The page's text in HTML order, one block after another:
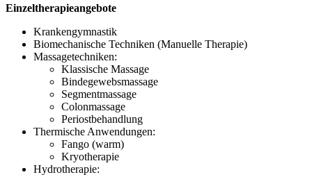
Einzeltherapieangebote
Krankengymnastik
Biomechanische Techniken (Manuelle Therapie)
Massagetechniken:
Klassische Massage
Bindegewebsmassage
Segmentmassage
Colonmassage
Periostbehandlung
Thermische Anwendungen:
Fango (warm)
Kryotherapie
Hydrotherapie: